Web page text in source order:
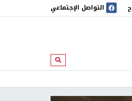
التواصل الإجتماعي
ابحث